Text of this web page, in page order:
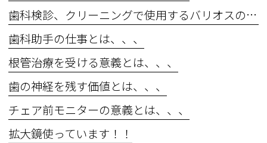
歯科検診、クリーニングで使用するバリオスの効果とは、、、
歯科助手の仕事とは、、、
根管治療を受ける意義とは、、、
歯の神経を残す価値とは、、、
チェア前モニターの意義とは、、、
拡大鏡使っています！！